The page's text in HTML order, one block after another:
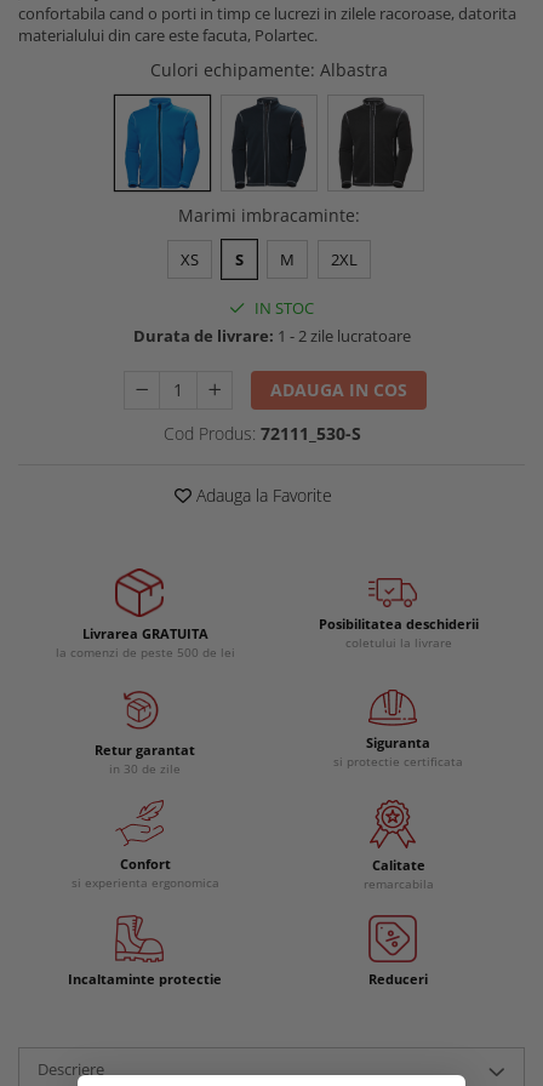
Buzunare externe
Echipamente muncitori ferma
Echipamente veterinari
Echipamente mulgatori
Echipamente trimeri ongloane
Menghine si prese
confortabila cand o porti in timp ce lucrezi in zilele racoroase, datorita
materialului din care este facuta, Polartec.
Culori echipamente: Albastra
Marimi imbracaminte:
XS S M 2XL
IN STOC
Durata de livrare: 1 - 2 zile lucratoare
ADAUGA IN COS
Cod Produs: 72111_530-S
Adauga la Favorite
Livrarea GRATUITA
la comenzi de peste 500 de lei
Posibilitatea deschiderii
coletului la livrare
Retur garantat
in 30 de zile
Siguranta
si protectie certificata
Confort
si experienta ergonomica
Calitate
remarcabila
Incaltaminte protectie Reduceri
Descriere